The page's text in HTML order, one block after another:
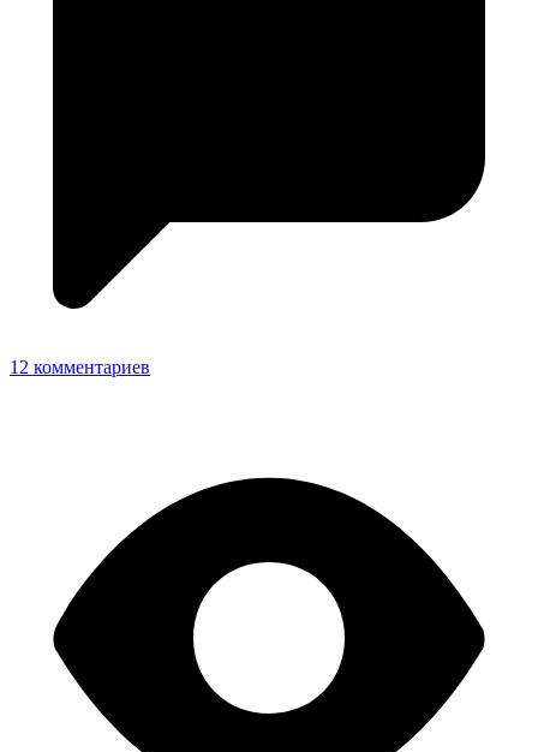
12 комментариев